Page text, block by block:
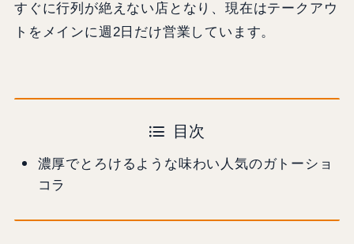
すぐに行列が絶えない店となり、現在はテークアウ
トをメインに週2日だけ営業しています。
目次
濃厚でとろけるような味わい人気のガトーショ
コラ